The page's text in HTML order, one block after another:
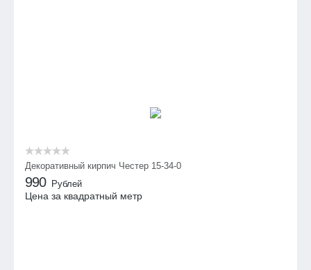
Декоративный кирпич Честер 15-34-0
990 Рублей
Цена за квадратный метр